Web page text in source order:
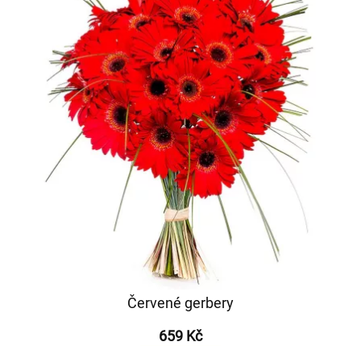
Červené gerbery
659 Kč